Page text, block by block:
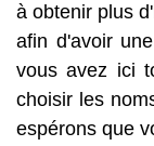
à obtenir plus
afin d'avoir
vous avez ici
choisir les
espérons que